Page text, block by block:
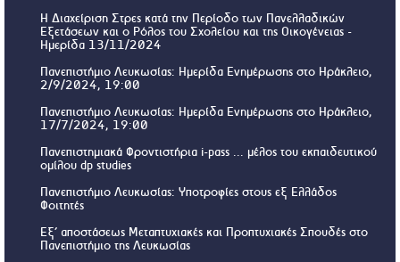
Η Διαχείριση Στρες κατά την Περίοδο των Πανελλαδικών
Εξετάσεων και ο Ρόλος του Σχολείου και της Οικογένειας -
Ημερίδα 13/11/2024
Πανεπιστήμιο Λευκωσίας: Ημερίδα Ενημέρωσης στο Ηράκλειο,
2/9/2024, 19:00
Πανεπιστήμιο Λευκωσίας: Ημερίδα Ενημέρωσης στο Ηράκλειο,
17/7/2024, 19:00
Πανεπιστημιακά Φροντιστήρια i-pass ... μέλος του εκπαιδευτικού
ομίλου dp studies
Πανεπιστήμιο Λευκωσίας: Υποτροφίες στους εξ Ελλάδος
Φοιτητές
Εξ’ αποστάσεως Μεταπτυχιακές και Προπτυχιακές Σπουδές στο
Πανεπιστήμιο της Λευκωσίας